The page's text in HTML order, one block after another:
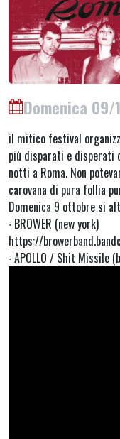
Domenica
il mitico festival
più disparati e disperati
notti a Roma. Non
carovana di pura follia
Domenica 9 ottobre si
∙ BROWER (new york)
https://
∙ APOLLO / Shit Missile